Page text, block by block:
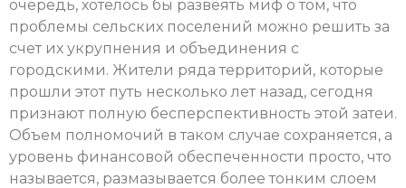
очередь, хотелось бы развеять миф о том, что
проблемы сельских поселений можно решить за
счет их укрупнения и объединения с
городскими. Жители ряда территорий, которые
прошли этот путь несколько лет назад, сегодня
признают полную бесперспективность этой затеи.
Объем полномочий в таком случае сохраняется, а
уровень финансовой обеспеченности просто, что
называется, размазывается более тонким слоем